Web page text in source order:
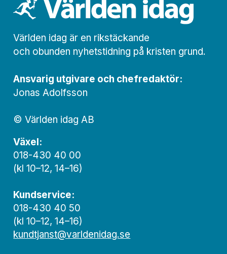
Världen idag är en rikstäckande
och obunden nyhets­­­tidning på kristen grund.
Ansvarig utgivare och chef­redaktör:
Jonas Adolfsson
© Världen idag AB
Växel:
018-430 40 00
(kl 10–12, 14–16)
Kundservice:
018-430 40 50
(kl 10–12, 14–16)
kundtjanst@varldenidag.se